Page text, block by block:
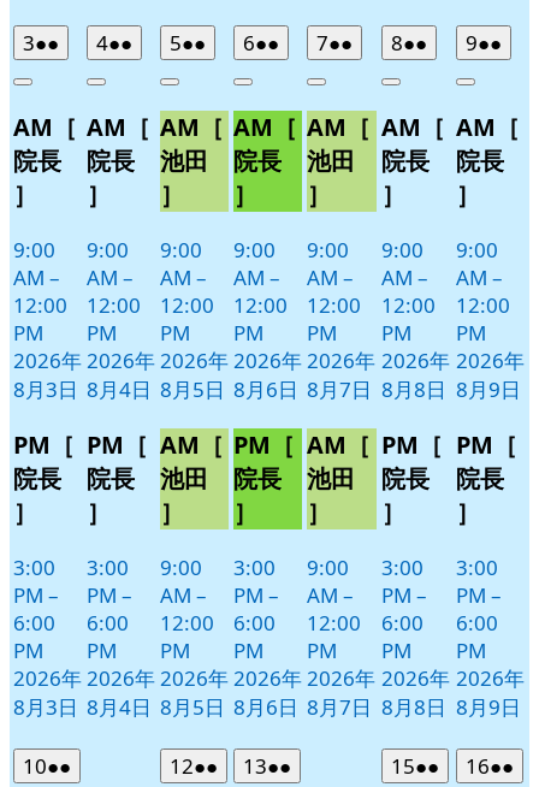
32026
年
月
3
日
●●
件
イ
ベ
Close
AM［
院長
］
9:00
AM –
12:00
PM
2026年
8月3日
PM［
院長
］
3:00
PM –
6:00
PM
2026年
8月3日
42026
年
月
4
日
●●
件
イ
ベ
Close
AM［
院長
］
9:00
AM –
12:00
PM
2026年
8月4日
PM［
院長
］
3:00
PM –
6:00
PM
2026年
8月4日
52026
年
月
5
日
●●
件
イ
ベ
ト)
Close
AM［
池田
］
9:00
AM –
12:00
PM
2026年
8月5日
AM［
池田
］
9:00
AM –
12:00
PM
2026年
8月5日
62026
年
月
6
日
●●
件
イ
ベ
ト)
Close
AM［
院長
］
9:00
AM –
12:00
PM
2026年
8月6日
PM［
院長
］
3:00
PM –
6:00
PM
2026年
8月6日
72026
年
月
7
日
●●
件
イ
ベ
ト)
Close
AM［
池田
］
9:00
AM –
12:00
PM
2026年
8月7日
AM［
池田
］
9:00
AM –
12:00
PM
2026年
8月7日
82026
年
月
8
日
●●
件
イ
ベ
Close
AM［
院長
］
9:00
AM –
12:00
PM
2026年
8月8日
PM［
院長
］
3:00
PM –
6:00
PM
2026年
8月8日
92026
年
月
9
日
●●
件
イ
ベ
Close
AM［
院長
］
9:00
AM –
12:00
PM
2026年
8月9日
PM［
院長
］
3:00
PM –
6:00
PM
2026年
8月9日
102026
●● 122026
●● 132026
●● 152026
●● 162026
●●